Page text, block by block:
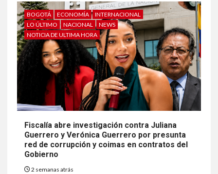
BOGOTÁ ECONOMÍA
INTERNACIONAL
LO ÚLTIMO
NACIONAL
NEWS
NOTICIA DE ULTIMA HORA
Fiscalía abre investigación contra Juliana
Guerrero y Verónica Guerrero por presunta
red de corrupción y coimas en contratos del
Gobierno
2 semanas atrás